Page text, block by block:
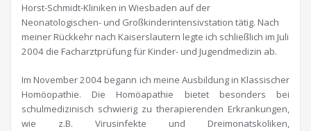
Horst-Schmidt-Kliniken in Wiesbaden auf der
Neonatologischen- und Großkinderintensivstation tätig. Nach
meiner Rückkehr nach Kaiserslautern legte ich schließlich im Juli
2004 die Facharztprüfung für Kinder- und Jugendmedizin ab.
Im November 2004 begann ich meine Ausbildung in Klassischer
Homöopathie. Die Homöapathie bietet besonders bei
schulmedizinisch schwierig zu therapierenden Erkrankungen,
wie z.B. Virusinfekte und Dreimonatskoliken,